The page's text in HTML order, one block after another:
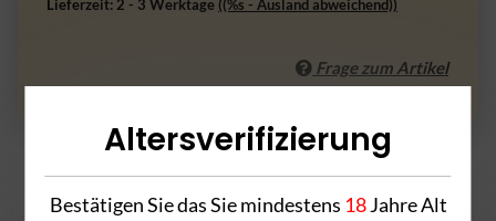
Lieferzeit: 2 - 3 Werktage ((%s - Ausland abweichend))
Frage zum Artikel
Beschreibung
Altersverifizierung
Bestätigen Sie das Sie mindestens 18Jahre Alt